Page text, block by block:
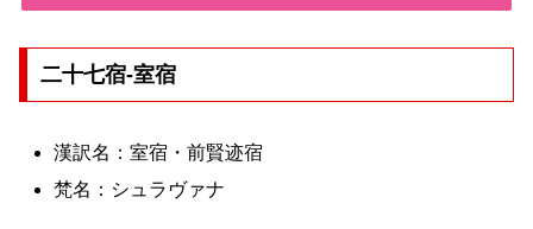
二十七宿-室宿
漢訳名：室宿・前賢迹宿
梵名：シュラヴァナ